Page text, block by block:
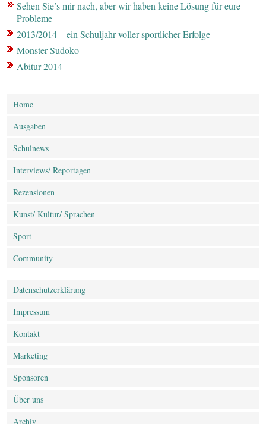
Sehen Sie’s mir nach, aber wir haben keine Lösung für eure
Probleme
2013/2014 – ein Schuljahr voller sportlicher Erfolge
Monster-Sudoko
Abitur 2014
Home
Ausgaben
Schulnews
Interviews/ Reportagen
Rezensionen
Kunst/ Kultur/ Sprachen
Sport
Community
Datenschutz­erklärung
Impressum
Kontakt
Marketing
Sponsoren
Über uns
Archiv